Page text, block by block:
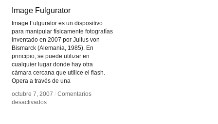
Image Fulgurator
Image Fulgurator es un dispositivo
para manipular físicamente fotografías
inventado en 2007 por Julius von
Bismarck (Alemania, 1985). En
principio, se puede utilizar en
cualquier lugar donde hay otra
cámara cercana que utilice el flash.
Opera a través de una
octubre 7, 2007 / Comentarios
desactivadosen
Image Fulgurator
octubre 7, 2007 / Comentarios
desactivadosen